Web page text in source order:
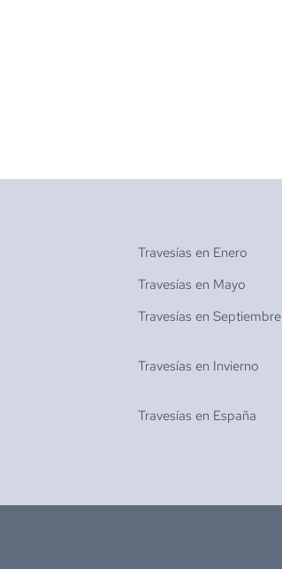
Travesías en Enero
Travesías en Mayo
Travesías en Septiembre
Travesías en Invierno
Travesías en España